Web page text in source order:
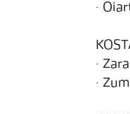
·
·
·